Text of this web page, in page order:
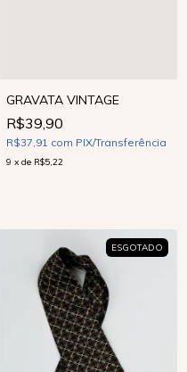
GRAVATA VINTAGE
R$39,90
R$37,91 com PIX/Transferência
9 x de R$5,22
ESGOTADO